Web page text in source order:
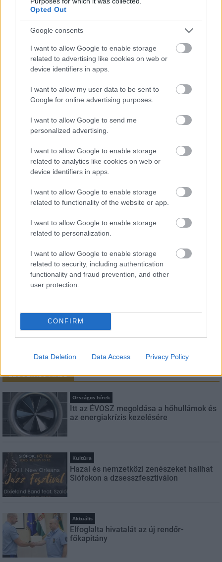
Opted Out
Google consents
I want to allow Google to enable storage
related to advertising like cookies on web or
device identifiers in apps.
I want to allow my user data to be sent to
Google for online advertising purposes.
I want to allow Google to send me
personalized advertising.
I want to allow Google to enable storage
related to analytics like cookies on web or
device identifiers in apps.
I want to allow Google to enable storage
related to functionality of the website or app.
I want to allow Google to enable storage
related to personalization.
I want to allow Google to enable storage
related to security, including authentication
functionality and fraud prevention, and other
user protection.
CONFIRM
Data Deletion Data Access Privacy Policy
Még több zöld, még több virág és új
játszótér Debrecen egyik legfontosabb
Fából épül Budakeszi új óvodája
Gyárleállításokkal és átszervezett
villamosenergia-rendszert a STRABAG
E-mail cím
szabályzatot!
FELIRATKOZÁS
LEGOLVASOTTABB
Országos hírek
Itt az ÉVOSZ megoldása a hőhullámok és
az energiakrízis kezelésére
Kultúra
Hazai és nemzetközi zenészeket hallhat
Siófokon a dzsesszfesztiválon
Aktuális
Elfoglalta hivatalát az új rendőr-
főkapitány